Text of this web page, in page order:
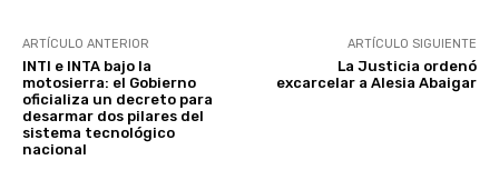
ARTÍCULO ANTERIOR
INTI e INTA bajo la
motosierra: el Gobierno
oficializa un decreto para
desarmar dos pilares del
sistema tecnológico
nacional
ARTÍCULO SIGUIENTE
La Justicia ordenó
excarcelar a Alesia Abaigar